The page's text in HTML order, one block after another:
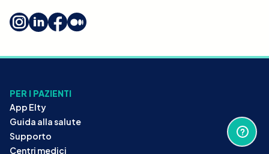
PER I PAZIENTI
App Elty
Guida alla salute
Supporto
Centri medici